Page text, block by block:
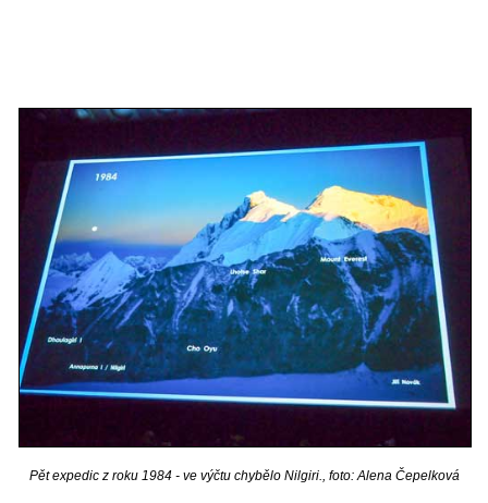
Pět expedic z roku 1984 - ve výčtu chybělo Nilgiri., foto: Alena Čepelková